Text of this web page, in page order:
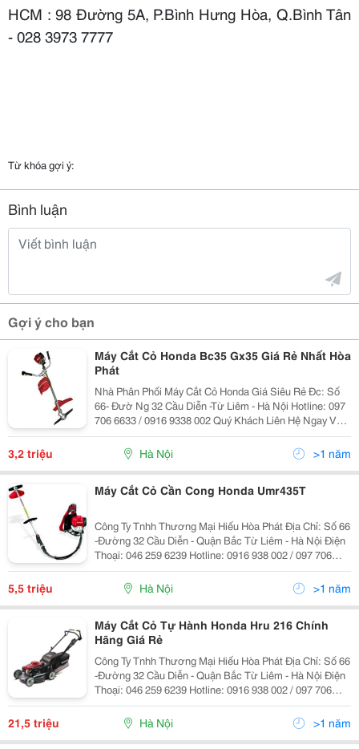
HCM : 98 Đường 5A, P.Bình Hưng Hòa, Q.Bình Tân
- 028 3973 7777
Từ khóa gợi ý:
Bình luận
Gợi ý cho bạn
Máy Cắt Cỏ Honda Bc35 Gx35 Giá Rẻ Nhất Hòa
Phát
Nhà Phân Phối Máy Cắt Cỏ Honda Giá Siêu Rẻ Đc: Số
66- Đườ Ng 32 Cầu Diễn -Từ Liêm - Hà Nội Hotline: 097
706 6633 / 0916 9338 002 Quý Khách Liên Hệ Ngay Với
Chúng Tôi Để Iếu Được Tư Vấn Và Hỗ Trợ Giá Tốt Nhất.
Cam Kết Giao Hàng Trong Thời Gia
3,2 triệu Hà Nội >1 năm
Máy Cắt Cỏ Cần Cong Honda Umr435T
Công Ty Tnhh Thương Mại Hiếu Hòa Phát Địa Chỉ: Số 66
-Đường 32 Cầu Diễn - Quận Bắc Từ Liêm - Hà Nội Điện
Thoại: 046 259 6239 Hotline: 0916 938 002 / 097 706
6633 Mr Hiếu Web:dienmayhoaphat.com Email:
Dienmayhoaphat0109@Gmail.com Điện Máy Hòa Phát _
5,5 triệu Hà Nội >1 năm
Máy Cắt Cỏ Tự Hành Honda Hru 216 Chính
Hãng Giá Rẻ
Công Ty Tnhh Thương Mại Hiếu Hòa Phát Địa Chỉ: Số 66
-Đường 32 Cầu Diễn - Quận Bắc Từ Liêm - Hà Nội Điện
Thoại: 046 259 6239 Hotline: 0916 938 002 / 097 706
6633 Mr Hiếu Web:dienmayhoaphat.com Email:
Dienmayhoaphat0109@Gmail.com Điện Máy Hòa Phát _
21,5 triệu Hà Nội >1 năm